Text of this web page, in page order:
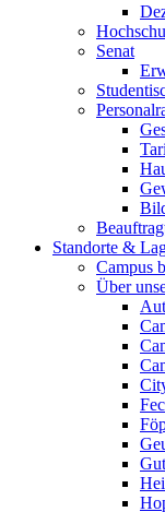
Senat
Standorte &
Campus
Über